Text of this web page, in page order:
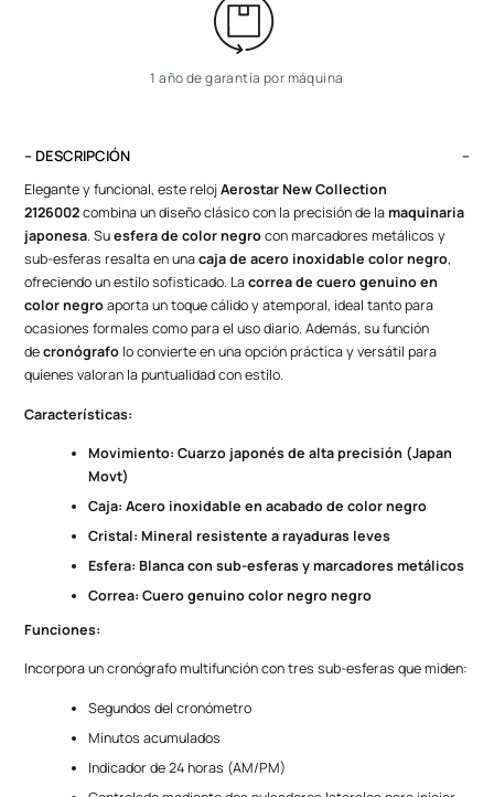
1 año de garantía por máquina
– DESCRIPCIÓN
Elegante y funcional, este relojAerostar New Collection
2126002combina un diseño clásico con la precisión de lamaquinaria
japonesa. Suesfera de color negrocon marcadores metálicos y
sub-esferas resalta en unacaja de acero inoxidable color negro,
ofreciendo un estilo sofisticado. Lacorrea de cuero genuino en
color negroaporta un toque cálido y atemporal, ideal tanto para
ocasiones formales como para el uso diario. Además, su función
decronógrafo lo convierte en una opción práctica y versátil para
quienes valoran la puntualidad con estilo.
Características:
Movimiento: Cuarzo japonés de alta precisión (Japan
Movt)
Caja: Acero inoxidable en acabado de color negro
Cristal: Mineral resistente a rayaduras leves
Esfera: Blanca con sub-esferas y marcadores metálicos
Correa: Cuero genuino color negro negro
Funciones:
Incorpora un cronógrafo multifunción con tres sub-esferas que miden:
Segundos del cronómetro
Minutos acumulados
Indicador de 24 horas (AM/PM)